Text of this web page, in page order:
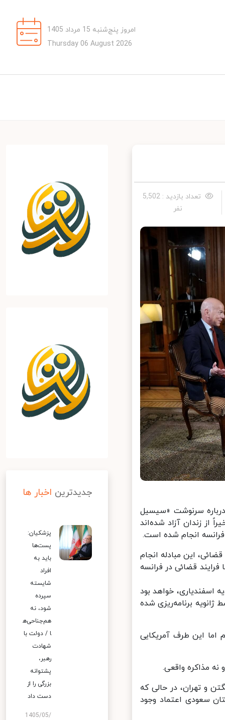
امروز پنج‌شنبه 15 مرداد 1405
Thursday 06 August 2026
تعداد بازدید : 5,502
نفر
در پاسخ به سوالی درباره سرنوشت «سیسیل
زندان آزاد شده‌اند
انجام شده است.
فرایندهای قضائی، این مبادله انجام
قضائی در فرانسه
اسفندیاری، خواهد بود
برنامه‌ریزی شده
این طرف آمریکایی
مذاکره واقعی.
و تهران، در حالی که
سعودی اعتماد وجود
جدیدترین اخبار ها
پزشکیان:
پست‌ها
باید به
افراد
شایسته
سپرده
شود، نه
هم‌جناحی‌ه
ا / دولت با
شهادت
رهبر،
پشتوانه
بزرگی را از
دست داد
1405/05/